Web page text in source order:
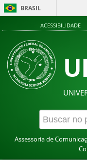
BRASIL
ACESSIBILIDADE
Assessoria de